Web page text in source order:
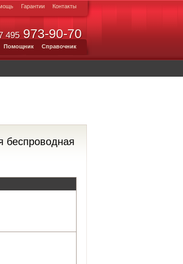
Гарантии Контакты
495 973-90-70
Помощник Справочник
беспроводная